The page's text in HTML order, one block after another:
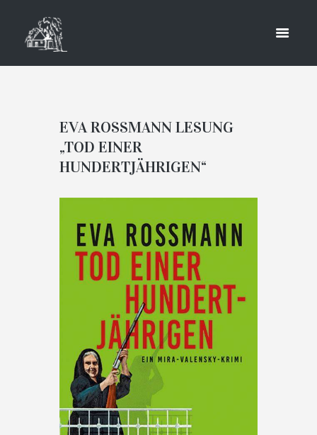
ÄHRIGEN“
HOME
EVA ROSSMANN LESUNG
„TOD EINER
HUNDERTJÄHRIGEN“